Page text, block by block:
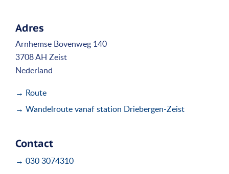
Adres
Arnhemse Bovenweg 140
3708 AH Zeist
Nederland
→ Route
→ Wandelroute vanaf station Driebergen-Zeist
Contact
→ 030 3074310